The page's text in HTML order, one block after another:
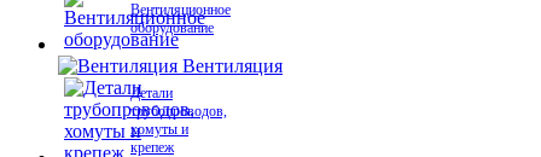
Вентиляционное
оборудование
Вентиляция
Детали
трубопроводов,
хомуты и
крепеж